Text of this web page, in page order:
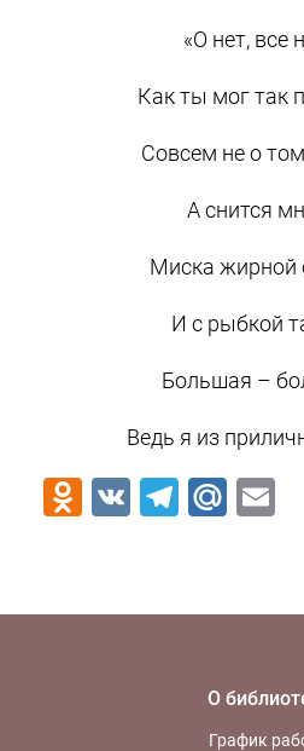
«О нет, все
Как ты мог так
Совсем не о
А снится
Миска жирной
И с рыбкой
Большая –
Ведь я из
Odnoklassniki
VK
О
График